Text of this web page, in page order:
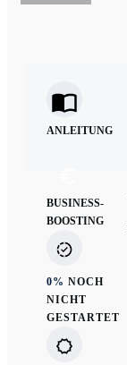
ANLEITUNG
BUSINESS-
BOOSTING
0% NOCH
NICHT
GESTARTET